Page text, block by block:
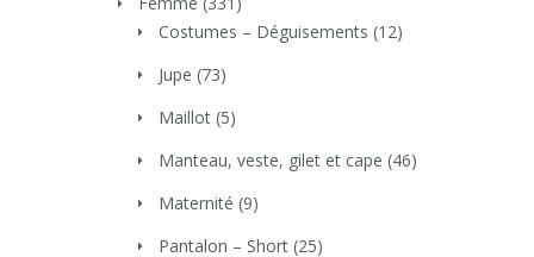
Costumes – Déguisements (12)
Jupe (73)
Maillot (5)
Manteau, veste, gilet et cape (46)
Maternité (9)
Pantalon – Short (25)